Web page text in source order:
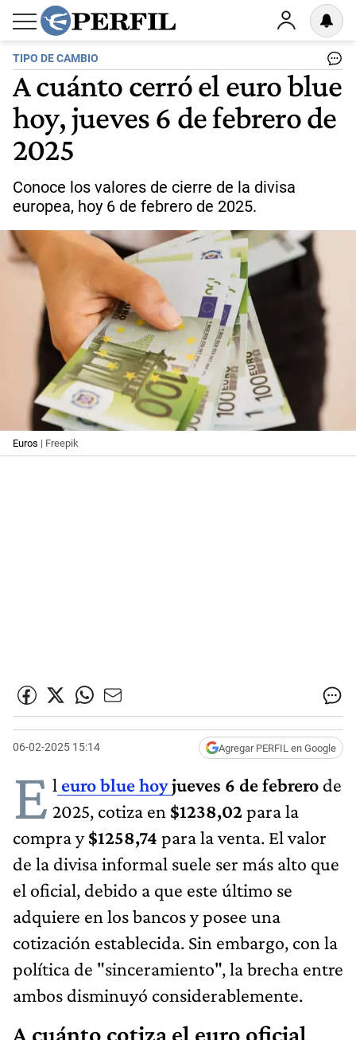
TIPO DE CAMBIO
A cuánto cerró el euro blue
hoy, jueves 6 de febrero de
2025
Conoce los valores de cierre de la divisa
europea, hoy 6 de febrero de 2025.
Euros | Freepik
06-02-2025 15:14 Agregar PERFIL en Google
E l euro blue hoyjueves 6 de febrero de
2025, cotiza en $1238,02para la
compra y$1258,74 para la venta. El valor
de la divisa informal suele ser más alto que
el oficial, debido a que este último se
adquiere en los bancos y posee una
cotización establecida. Sin embargo, con la
política de "sinceramiento", la brecha entre
ambos disminuyó considerablemente.
A cuánto cotiza el euro oficial